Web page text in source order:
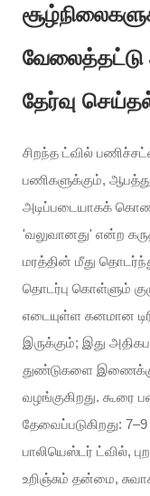
தேர்வு
சிறந்த ட்வில்
பணிகளுக்கும்,
அடிப்படையாகக்
'வலுவானது' என்ற
மரத்தின் மீது
தொடர்பு கொள்ளும்
எடையுள்ள கனமான
இருக்கும்; இது
துண்டுகளை
வழங்குகிறது. கூரை
தேவைப்படுகிறது:
பாலியெஸ்டர் ட்வில்,
உறிஞ்சும் தன்மை,